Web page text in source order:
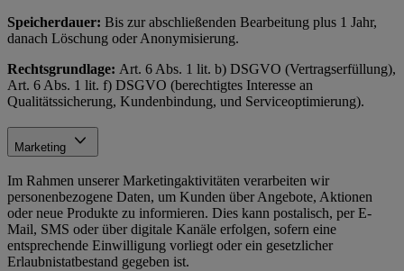
Speicherdauer: Bis zur abschließenden Bearbeitung plus 1 Jahr,
danach Löschung oder Anonymisierung.
Rechtsgrundlage: Art. 6 Abs. 1 lit. b) DSGVO (Vertragserfüllung),
Art. 6 Abs. 1 lit. f) DSGVO (berechtigtes Interesse an
Qualitätssicherung, Kundenbindung, und Serviceoptimierung).
Marketing
Im Rahmen unserer Marketingaktivitäten verarbeiten wir
personenbezogene Daten, um Kunden über Angebote, Aktionen
oder neue Produkte zu informieren. Dies kann postalisch, per E-
Mail, SMS oder über digitale Kanäle erfolgen, sofern eine
entsprechende Einwilligung vorliegt oder ein gesetzlicher
Erlaubnistatbestand gegeben ist.